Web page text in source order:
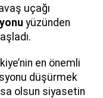
uçağı
yüzünden
en önemli
düşürmek
olsun siyasetin